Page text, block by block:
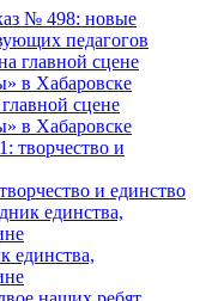
№ 498: новые
педагогов
сцене
в Хабаровске
и единство
единства,